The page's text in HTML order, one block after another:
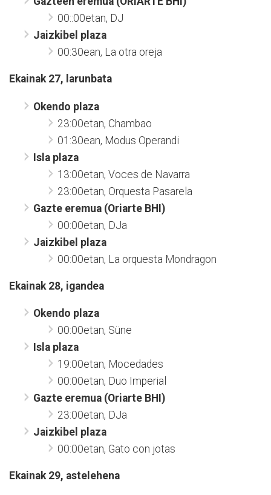
00::00etan, DJ
Jaizkibel plaza
00:30ean, La otra oreja
Ekainak 27, larunbata
Okendo plaza
23:00etan, Chambao
01:30ean, Modus Operandi
Isla plaza
13:00etan, Voces de Navarra
23:00etan, Orquesta Pasarela
Gazte eremua (Oriarte BHI)
00:00etan, DJa
Jaizkibel plaza
00:00etan, La orquesta Mondragon
Ekainak 28, igandea
Okendo plaza
00:00etan, Süne
Isla plaza
19:00etan, Mocedades
00:00etan, Duo Imperial
Gazte eremua (Oriarte BHI)
23:00etan, DJa
Jaizkibel plaza
00:00etan, Gato con jotas
Ekainak 29, astelehena